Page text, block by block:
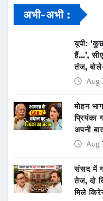
अभी-अभी :
यूपी:
हैं…’,
तंज,
Aug
मोहन
प्रियंका
अपनी
Aug
संसद में
तेज, दो
मिले